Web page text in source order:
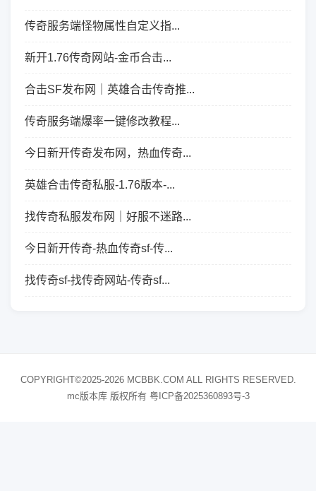
传奇服务端怪物属性自定义指...
新开1.76传奇网站-金币合击...
合击SF发布网｜英雄合击传奇推...
传奇服务端爆率一键修改教程...
今日新开传奇发布网，热血传奇...
英雄合击传奇私服-1.76版本-...
找传奇私服发布网｜好服不迷路...
今日新开传奇-热血传奇sf-传...
找传奇sf-找传奇网站-传奇sf...
COPYRIGHT©2025-2026 MCBBK.COM ALL RIGHTS RESERVED.
mc版本库 版权所有 粤ICP备2025360893号-3